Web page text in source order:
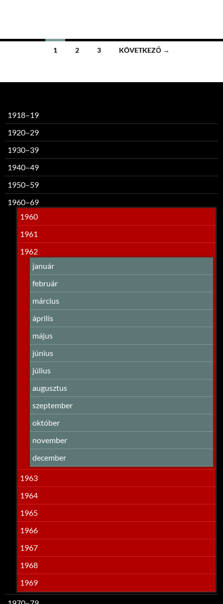
Bejegyzések
1 2 3 KÖVETKEZŐ →
1918–19
1920–29
1930–39
1940–49
1950–59
1960–69
1960
1961
1962
január
február
március
április
május
június
július
augusztus
szeptember
október
november
december
1963
1964
1965
1966
1967
1968
1969